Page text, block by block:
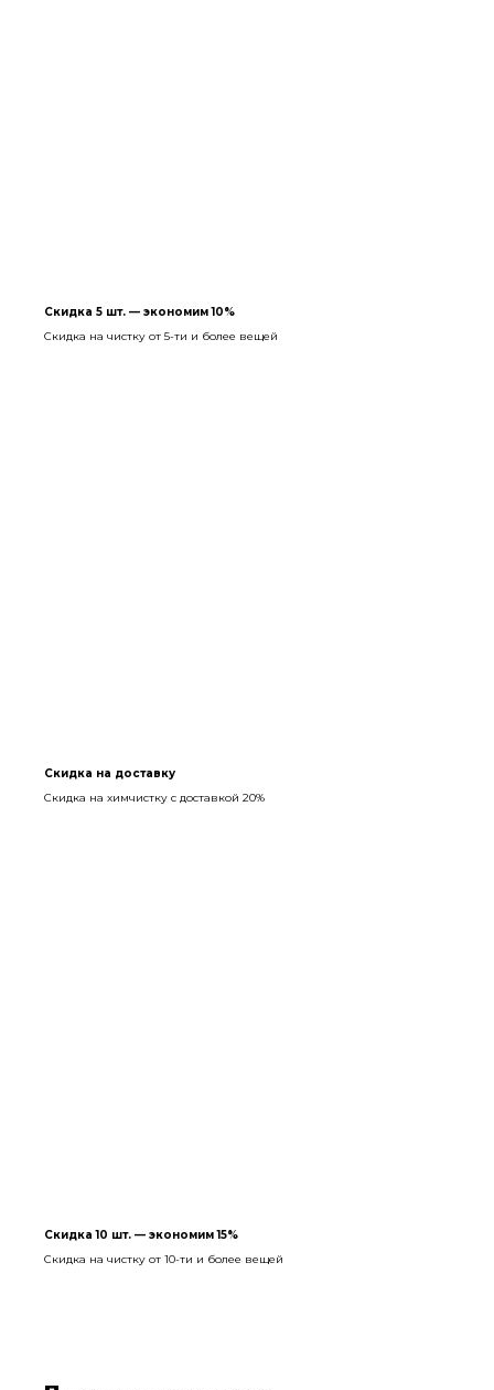
Скидка 5 шт. — экономим 10%
Скидка на чистку от 5-ти и более вещей
Скидка на доставку
Скидка на химчистку с доставкой 20%
Скидка 10 шт. — экономим 15%
Скидка на чистку от 10-ти и более вещей